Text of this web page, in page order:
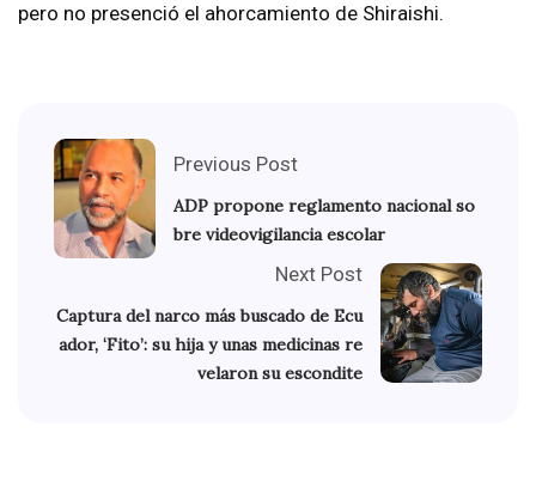
pero no presenció el ahorcamiento de Shiraishi.
Previous Post
ADP propone reglamento nacional so
bre videovigilancia escolar
Next Post
Captura del narco más buscado de Ecu
ador, ‘Fito’: su hija y unas medicinas re
velaron su escondite